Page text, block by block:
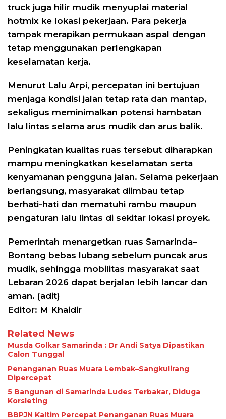
truck juga hilir mudik menyuplai material
hotmix ke lokasi pekerjaan. Para pekerja
tampak merapikan permukaan aspal dengan
tetap menggunakan perlengkapan
keselamatan kerja.
Menurut Lalu Arpi, percepatan ini bertujuan
menjaga kondisi jalan tetap rata dan mantap,
sekaligus meminimalkan potensi hambatan
lalu lintas selama arus mudik dan arus balik.
Peningkatan kualitas ruas tersebut diharapkan
mampu meningkatkan keselamatan serta
kenyamanan pengguna jalan. Selama pekerjaan
berlangsung, masyarakat diimbau tetap
berhati-hati dan mematuhi rambu maupun
pengaturan lalu lintas di sekitar lokasi proyek.
Pemerintah menargetkan ruas Samarinda–
Bontang bebas lubang sebelum puncak arus
mudik, sehingga mobilitas masyarakat saat
Lebaran 2026 dapat berjalan lebih lancar dan
aman. (adit)
Editor: M Khaidir
Related News
Musda Golkar Samarinda : Dr Andi Satya Dipastikan
Calon Tunggal
Penanganan Ruas Muara Lembak–Sangkulirang
Dipercepat
5 Bangunan di Samarinda Ludes Terbakar, Diduga
Korsleting
BBPJN Kaltim Percepat Penanganan Ruas Muara